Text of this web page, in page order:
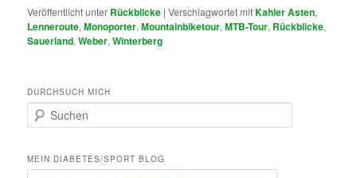
Veröffentlicht unter Rückblicke |Verschlagwortet mitKahler Asten,
Lenneroute,Monoporter,Mountainbiketour,MTB-Tour, Rückblicke,
Sauerland,Weber,Winterberg
DURCHSUCH MICH
u
h
e
MEIN DIABETES/SPORT BLOG